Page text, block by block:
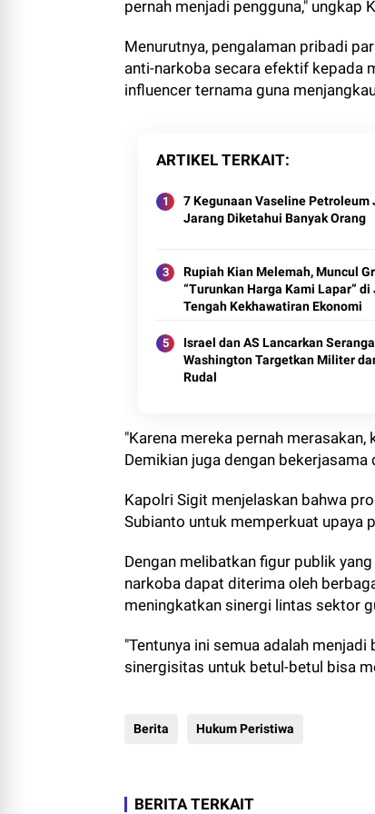
pernah menjadi pengguna," ungkap
Menurutnya, pengalaman pribadi
anti-narkoba secara efektif kepada
influencer ternama guna
ARTIKEL TERKAIT
7 Kegunaan Vaseline Petroleum
Jarang Diketahui Banyak Orang
Rupiah Kian Melemah, Muncul
“Turunkan Harga Kami Lapar” di
Tengah Kekhawatiran Ekonomi
Israel dan AS Lancarkan
Washington Targetkan Militer
Rudal
"Karena mereka pernah
Demikian juga dengan bekerjasama
Kapolri Sigit menjelaskan bahwa
Subianto untuk memperkuat upaya
Dengan melibatkan figur publik
narkoba dapat diterima oleh
meningkatkan sinergi lintas sektor
"Tentunya ini semua adalah
sinergisitas untuk betul-betul bisa
Berita Hukum Peristiwa
BERITA TERKAIT